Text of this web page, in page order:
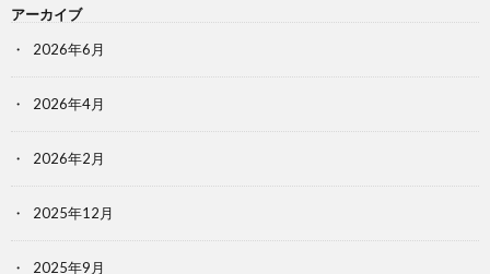
アーカイブ
2026年6月
2026年4月
2026年2月
2025年12月
2025年9月